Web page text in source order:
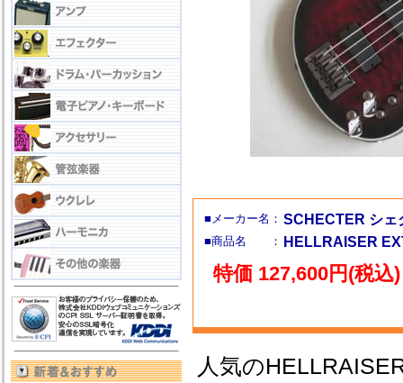
■メーカー名： SCHECTER シェ
■商品名 ： HELLRAISER
特価 127,600円(税込)
人気の